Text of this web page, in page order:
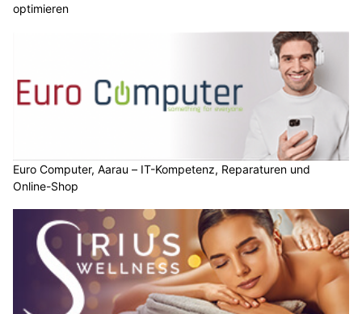
optimieren
Euro Computer, Aarau – IT-Kompetenz, Reparaturen und
Online-Shop